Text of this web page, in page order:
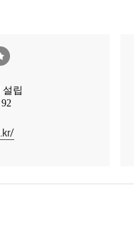
설립